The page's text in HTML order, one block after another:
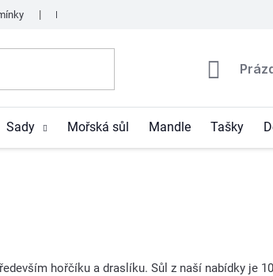
Podmínky ochrany osobních údajů
Sady Mořská sůl Mandle Tašky
hořčíku a draslíku. Sůl z naší nabídky je